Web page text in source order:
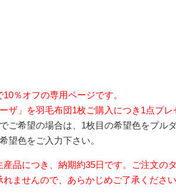
％オフの専用ページです。
ザ」を羽毛布団1枚ご購入につき1点プレ
ご希望の場合は、1枚目の希望色をプル
望色をご入力下さい。
品につき、納期約35日です。ご注文の
ませんので、あらかじめご了承ください